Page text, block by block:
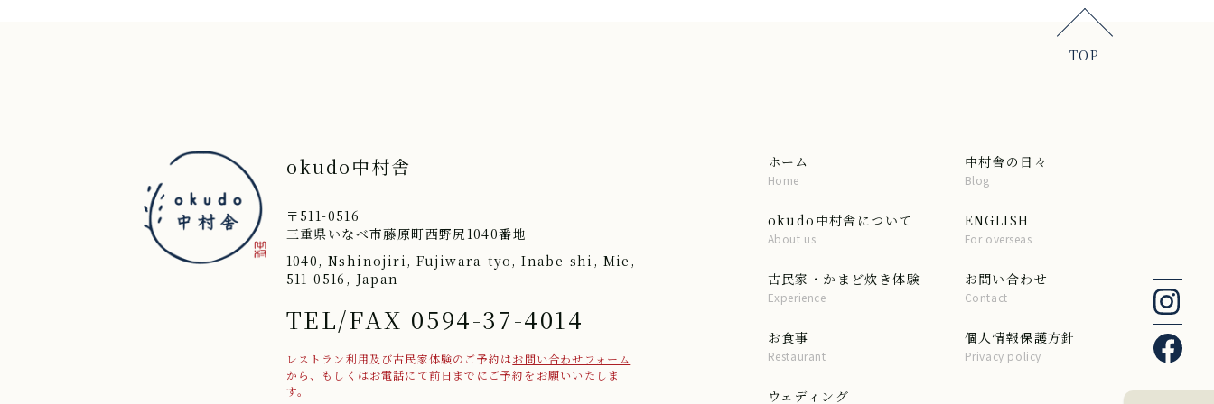
TOP
ホーム
Home
中村舎の日々
Blog
okudo中村舎について
About us
ENGLISH
For overseas
古民家・かまど炊き体験
Experience
お問い合わせ
Contact
お食事
Restaurant
個人情報保護方針
Privacy policy
ウェディング
okudo中村舎
〒511-0516
三重県いなべ市藤原町西野尻1040番地
1040, Nshinojiri, Fujiwara-tyo, Inabe-shi, Mie,
511-0516, Japan
TEL/FAX 0594-37-4014
レストラン利用及び古民家体験のご予約はお問い合わせフォーム
から、もしくはお電話にて前日までにご予約をお願いいたしま
す。